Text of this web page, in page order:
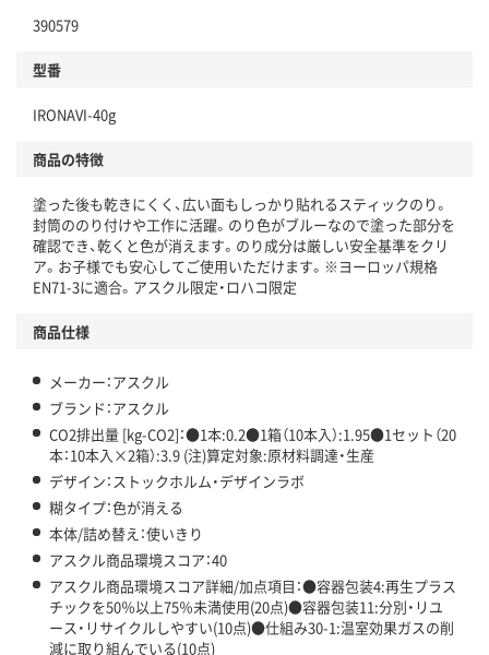
仕組
この商品の環境配慮ポイントです。下記商品詳細「
アスクル商品環境スコア詳細／加点項目
」で確認できます。
390579
型番
IRONAVI-40g
商品の特徴
塗った後も乾きにくく、広い面もしっかり貼れるスティックのり。
封筒ののり付けや工作に活躍。のり色がブルーなので塗った部分を
確認でき、乾くと色が消えます。のり成分は厳しい安全基準をクリ
ア。お子様でも安心してご使用いただけます。※ヨーロッパ規格
EN71-3に適合。アスクル限定・ロハコ限定
商品仕様
メーカー：アスクル
ブランド：アスクル
CO2排出量 [kg-CO2]：●1本:0.2●1箱（10本入）:1.95●1セット（20
本：10本入×2箱）:3.9 (注)算定対象:原材料調達・生産
デザイン：ストックホルム・デザインラボ
糊タイプ：色が消える
本体/詰め替え：使いきり
アスクル商品環境スコア：40
アスクル商品環境スコア詳細/加点項目：●容器包装4:再生プラス
チックを50％以上75％未満使用(20点)●容器包装11:分別・リユ
ース・リサイクルしやすい(10点)●仕組み30-1:温室効果ガスの削
減に取り組んでいる(10点)